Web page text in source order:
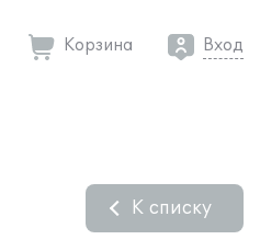
Корзина Вход
К списку